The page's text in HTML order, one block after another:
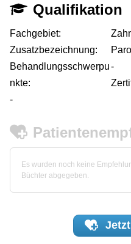
Qualifikation
Fachgebiet:
Zusatzbezeichnung:
Behandlungsschwerpu
nkte:
-
-
Es wurden noch keine
Büchter abgegeben.
Jetzt